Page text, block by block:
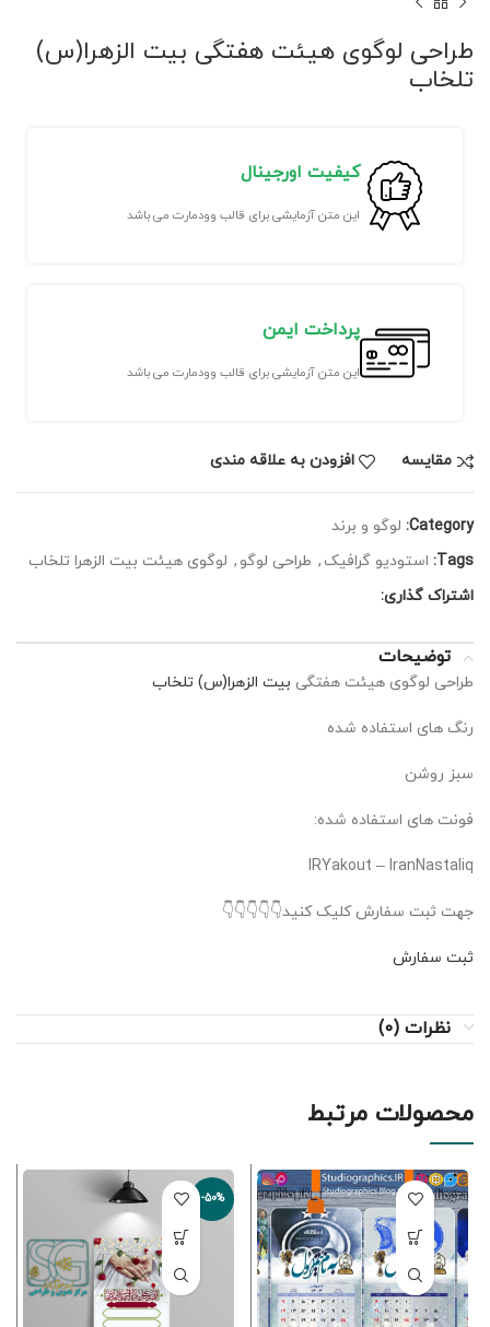
طراحی لوگوی هیئت هفتگی بیت الزهرا(س)
تلخاب
کیفیت اورجینال
این متن آزمایشی برای قالب وودمارت می باشد
پرداخت ایمن
این متن آزمایشی برای قالب وودمارت می باشد
مقايسه افزودن به علاقه مندی
Category: لوگو و برند
Tags: استودیو گرافیک , طراحی لوگو , لوگوی هیئت بیت الزهرا تلخاب
اشتراک گذاری:
توضیحات
طراحی لوگوی هیئت هفتگی بیت الزهرا(س) تلخاب
رنگ های استفاده شده
سبز روشن
فونت های استفاده شده:
IRYakout – IranNastaliq
جهت ثبت سفارش کلیک کنید👇👇👇👇👇
ثبت سفارش
نظرات (0)
محصولات مرتبط
-50%